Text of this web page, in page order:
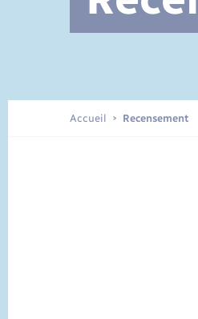
Documents
Accueil Recensement